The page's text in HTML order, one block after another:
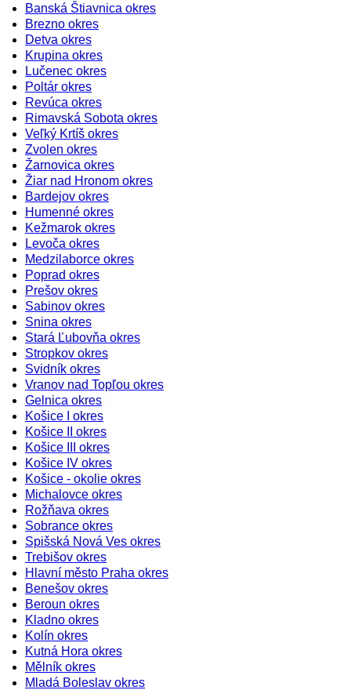
Banská Štiavnica okres
Brezno okres
Detva okres
Krupina okres
Lučenec okres
Poltár okres
Revúca okres
Rimavská Sobota okres
Veľký Krtíš okres
Zvolen okres
Žarnovica okres
Žiar nad Hronom okres
Bardejov okres
Humenné okres
Kežmarok okres
Levoča okres
Medzilaborce okres
Poprad okres
Prešov okres
Sabinov okres
Snina okres
Stará Ľubovňa okres
Stropkov okres
Svidník okres
Vranov nad Topľou okres
Gelnica okres
Košice I okres
Košice II okres
Košice III okres
Košice IV okres
Košice - okolie okres
Michalovce okres
Rožňava okres
Sobrance okres
Spišská Nová Ves okres
Trebišov okres
Hlavní město Praha okres
Benešov okres
Beroun okres
Kladno okres
Kolín okres
Kutná Hora okres
Mělník okres
Mladá Boleslav okres